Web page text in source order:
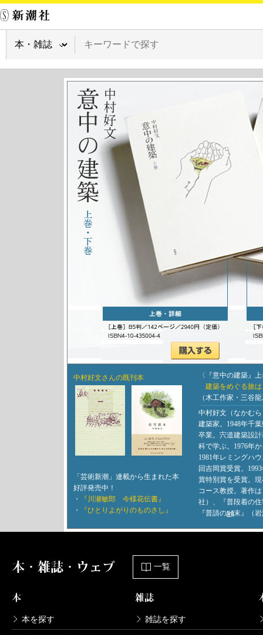
中村好文さんの既刊本
〈『意中の建築』
建築をめぐる旅
（木工作家・三谷
中村好文（なかむ
建築家。1948年千
卒業。宍道建築設
科で学ぶ。1976年
1981年レミングハ
回吉岡賞受賞。
賞特別賞を受賞。
コース教授。著作
社）、『普段着の
『普請の
末』（
「芸術新潮」連載から生まれた本
好評発売中！
・
『川瀬敏郎 今様花伝書』
・
『ひとりよがりのものさし』
本・雑誌・ウェブ 一覧
本
本を探す
雑誌
雑誌を探す